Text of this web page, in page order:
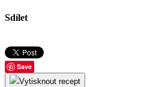
Sdílet
Save
Vytisknout recept